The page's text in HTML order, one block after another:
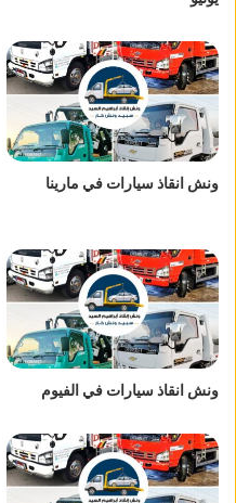
ونش انقاذ سيارات في مارينا
ونش انقاذ سيارات في الفيوم